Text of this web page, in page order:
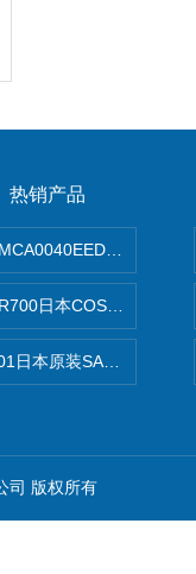
热销产品
H日本
日本COSMO科斯莫
日本原装SANAI三爱旋
司 版权所有